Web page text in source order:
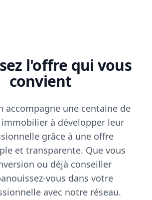
l'offre qui vous
convient
accompagne une centaine de
à développer leur
grâce à une offre
et transparente. Que vous
ou déjà conseiller
vous dans votre
avec notre réseau.